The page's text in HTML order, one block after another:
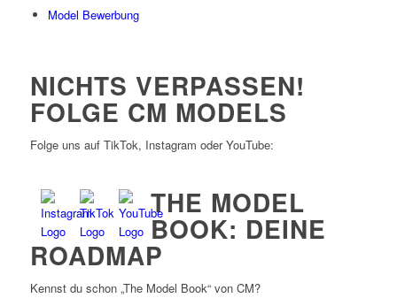
Model Bewerbung
NICHTS VERPASSEN!
FOLGE CM MODELS
Folge uns auf TikTok, Instagram oder YouTube:
THE MODEL
BOOK: DEINE
ROADMAP
Kennst du schon „The Model Book“ von CM?